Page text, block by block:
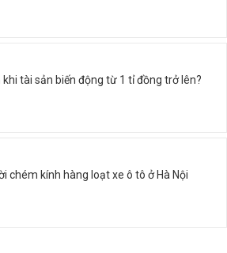
tài sản biến động từ 1 tỉ đồng trở lên?
chém kính hàng loạt xe ô tô ở Hà Nội